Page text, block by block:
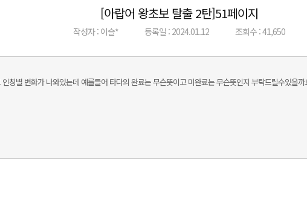
[아랍어 왕초보 탈출 2탄]51페이지
작성자 : 이슬* 등록일 : 2024.01.12 조회수 : 41,650
이전글 다음글
칭별 변화가 나와있는데 예를들어 타다의 완료는 무슨뜻이고 미완료는 무슨뜻인지 부탁드릴수있을